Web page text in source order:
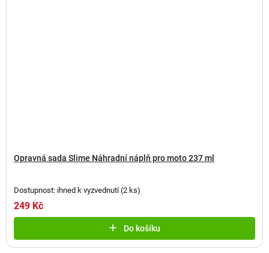
Opravná sada Slime Náhradní náplň pro moto 237 ml
Dostupnost: ihned k vyzvednutí(2 ks)
249 Kč
Do košíku